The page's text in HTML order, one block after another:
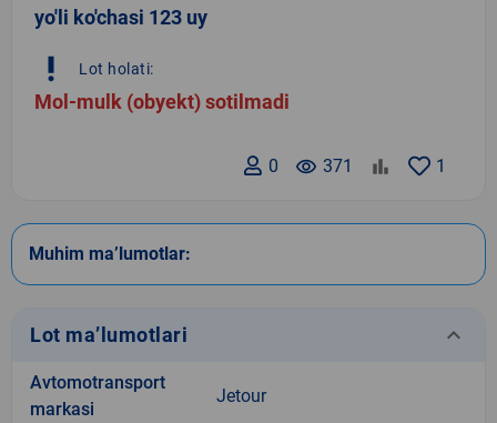
yo'li ko'chasi 123 uy
priority_high Lot holati:
Mol-mulk (obyekt) sotilmadi
1
remove_red_eye 371
0
Muhim ma’lumotlar:
Lot ma’lumotlari keyboard_arrow_down
Avtomotransport
markasi
Jetour